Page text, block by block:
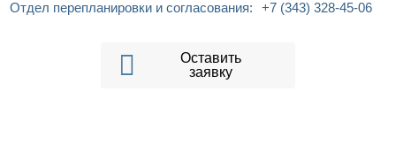
Отдел перепланировки и согласования:
+7 (343) 328-45-06
Оставить
заявку